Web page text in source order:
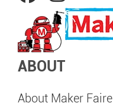
ABOUT
About Maker Faire